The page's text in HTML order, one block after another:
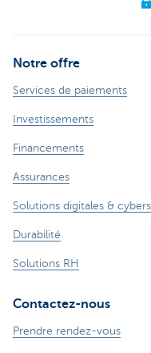
Notre offre
Services de paiements
Investissements
Financements
Assurances
Solutions digitales &
Durabilité
Solutions RH
Contactez-nous
Prendre rendez-vous